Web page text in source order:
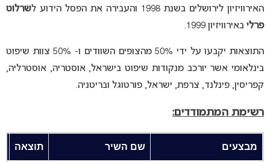
האירוויזיון לירושלים בשנת 1998 והעבירה את הפסל הידוע ל
שרלוט
פרלי באירוויזיון 1999.
התוצאות יקבעו על ידי 50% מהצופים השוודים ו- 50% צוות שיפוט
בינלאומי אשר יורכב מנקודות שיפוט בישראל, אוסטריה, אוסטרליה,
קפריסין, פינלנד, צרפת, ישראל, פורטוגל ובריטניה.
רשימת המתמודדים:
מבצעים שם השיר תוצאה